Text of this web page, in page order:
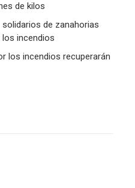
de kilos
de zanahorias
incendios
los incendios recuperarán